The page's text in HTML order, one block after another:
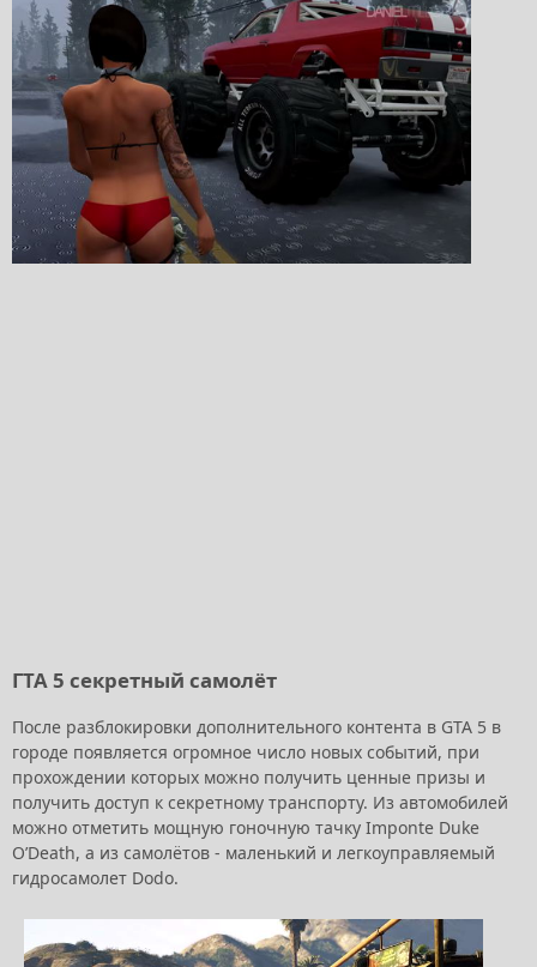
ГТА 5 секретный самолёт
После разблокировки дополнительного контента в GTA 5 в
городе появляется огромное число новых событий, при
прохождении которых можно получить ценные призы и
получить доступ к секретному транспорту. Из автомобилей
можно отметить мощную гоночную тачку Imponte Duke
O’Death, а из самолётов - маленький и легкоуправляемый
гидросамолет Dodo.